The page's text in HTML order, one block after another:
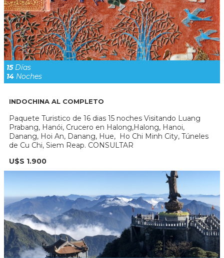
15Días
14 Noches
INDOCHINA AL COMPLETO
Paquete Turistico de 16 dias 15 noches Visitando Luang
Prabang, Hanói, Crucero en Halong,Halong, Hanoi,
Danang, Hoi An, Danang, Hue, Ho Chi Minh City, Túneles
de Cu Chi, Siem Reap. CONSULTAR
U$S 1.900